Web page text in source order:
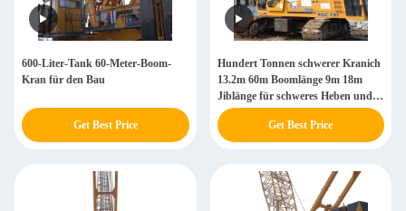
600-Liter-Tank 60-Meter-Boom-
Kran für den Bau
Get Best Price
Hundert Tonnen schwerer Kranich
13.2m 60m Boomlänge 9m 18m
Jiblänge für schweres Heben und
reibungslosen Betrieb
Get Best Price